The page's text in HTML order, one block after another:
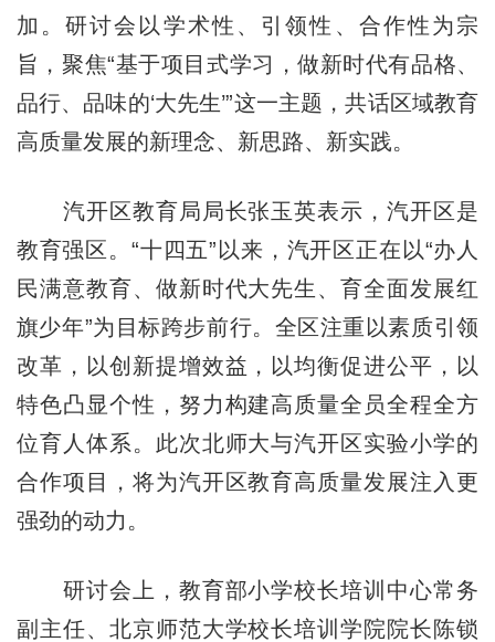
加。研讨会以学术性、引领性、合作性为宗
旨，聚焦“基于项目式学习，做新时代有品格、
品行、品味的‘大先生’”这一主题，共话区域教育
高质量发展的新理念、新思路、新实践。
汽开区教育局局长张玉英表示，汽开区是
教育强区。“十四五”以来，汽开区正在以“办人
民满意教育、做新时代大先生、育全面发展红
旗少年”为目标跨步前行。全区注重以素质引领
改革，以创新提增效益，以均衡促进公平，以
特色凸显个性，努力构建高质量全员全程全方
位育人体系。此次北师大与汽开区实验小学的
合作项目，将为汽开区教育高质量发展注入更
强劲的动力。
研讨会上，教育部小学校长培训中心常务
副主任、北京师范大学校长培训学院院长陈锁